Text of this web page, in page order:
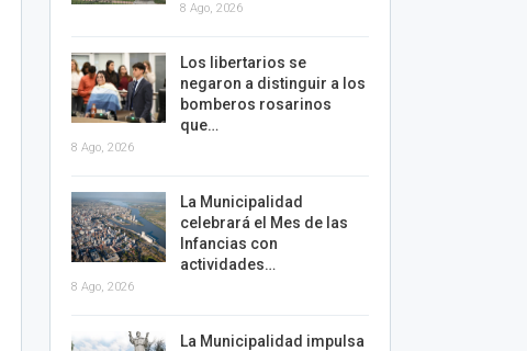
8 Ago, 2026
Los libertarios se
negaron a distinguir a los
bomberos rosarinos
que…
8 Ago, 2026
La Municipalidad
celebrará el Mes de las
Infancias con
actividades…
8 Ago, 2026
La Municipalidad impulsa